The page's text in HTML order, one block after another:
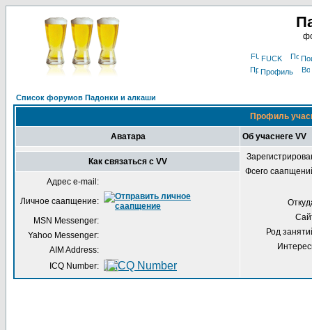
FUCK
Профиль
Список форумов Падонки и алкаши
Профиль
Аватара Об учаснеге VV
Фсего
Род
Как связаться с VV
Адрес e-mail:
Личное саапщение:
MSN Messenger:
Yahoo Messenger:
AIM Address:
ICQ Number: